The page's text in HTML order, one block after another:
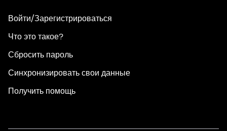
Войти/Зарегистрироваться
Что это такое?
Сбросить пароль
Синхронизировать свои данные
Получить помощь